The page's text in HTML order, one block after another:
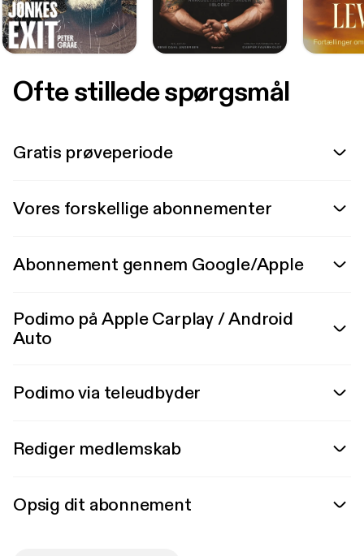
Ofte stillede spørgsmål
Gratis prøveperiode
Vores forskellige abonnementer
Abonnement gennem Google/Apple
Podimo på Apple Carplay / Android
Auto
Podimo via teleudbyder
Rediger medlemskab
Opsig dit abonnement